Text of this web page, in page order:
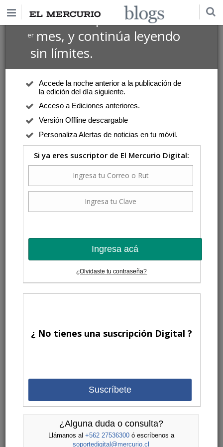
Suscríbete por $1 USD
ermes, y continúa leyendo
sin límites.
Accede la noche anterior a la publicación de
la edición del día siguiente.
Acceso a Ediciones anteriores.
Versión Offline descargable
Personaliza Alertas de noticias en tu móvil.
Si ya eres suscriptor de El Mercurio Digital:
Ingresa acá
¿Olvidaste tu contraseña?
¿ No tienes una suscripción Digital ?
Suscríbete
¿Alguna duda o consulta?
Llámanos al +562 27536300ó escríbenos a
soportedigital@mercurio.cl